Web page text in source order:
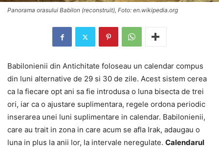
Panorama orasului Babilon (reconstruit), Foto: en.wikipedia.org
Babilonienii din Antichitate foloseau un calendar compus
din luni alternative de 29 si 30 de zile. Acest sistem cerea
ca la fiecare opt ani sa fie introdusa o luna bisecta de trei
ori, iar ca o ajustare suplimentara, regele ordona periodic
inserarea unei luni suplimentare in calendar. Babilonienii,
care au trait in zona in care acum se afla Irak, adaugau o
luna in plus la anii lor, la intervale neregulate. Calendarul